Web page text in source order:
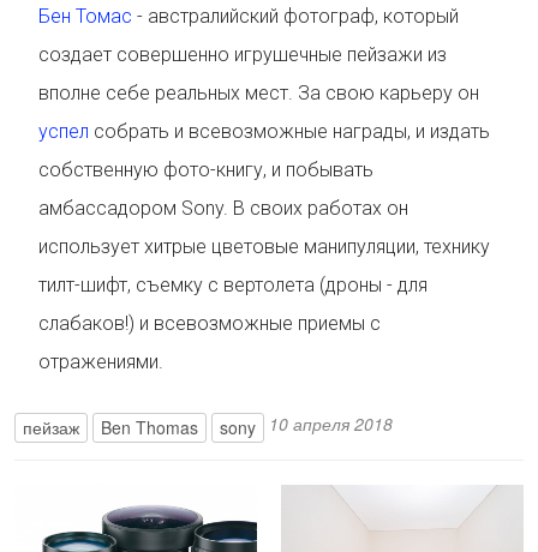
Бен Томас - австралийский фотограф, который
создает совершенно игрушечные пейзажи из
вполне себе реальных мест. За свою карьеру он
успел собрать и всевозможные награды, и издать
собственную фото-книгу, и побывать
амбассадором Sony. В своих работах он
использует хитрые цветовые манипуляции, технику
тилт-шифт, съемку с вертолета (дроны - для
слабаков!) и всевозможные приемы с
отражениями.
пейзаж Ben Thomas sony 10 апреля 2018